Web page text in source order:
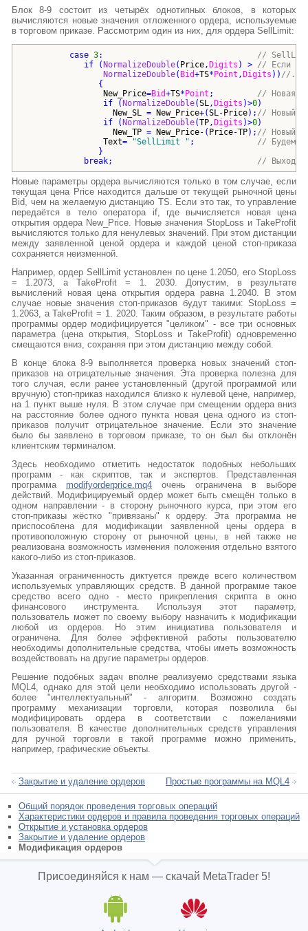
Блок 8-9 состоит из четырёх однотипных блоков, в которых
вычисляются новые значения отложенного ордера, используемые
в торговом приказе. Рассмотрим один из них, для ордера SellLimit:
case 3: //
if
( NormalizeDouble( Price, Digits ) > // Если
NormalizeDouble( Bid+TS* Point , Digits )) //
{
New_Price=Bid+TS* Point ; // Новая
if
( NormalizeDouble(SL, Digits )>0)
New_SL = New_Price+(SL- Price) ; // Новый
if
( NormalizeDouble(TP, Digits )>0)
New_TP = New_Price- ( Price-TP) ; // Новый
Text= "SellLimit " ; // Будем
}
break; // Выход
Новые параметры ордера вычисляются только в том случае, если
текущая цена Price находится дальше от текущей рыночной цены
Bid, чем на желаемую дистанцию TS. Если это так, то управление
передаётся в тело оператора if, где вычисляется новая цена
открытия ордера New_Price. Новые значения StopLoss и TakeProfit
вычисляются только для ненулевых значений. При этом дистанции
между заявленной ценой ордера и каждой ценой стоп-приказа
сохраняется неизменной.
Например, ордер SellLimit установлен по цене 1.2050, его StopLoss
= 1.2073, а TakeProfit = 1. 2030. Допустим, в результате
вычислений новая цена открытия ордера равна 1.2040. В этом
случае новые значения стоп-приказов будут такими: StopLoss =
1.2063, а TakeProfit = 1. 2020. Таким образом, в результате работы
программы ордер модифицируется "целиком" - все три основных
параметра (цена открытия, StopLoss и TakeProfit) одновременно
смещаются вниз, сохраняя при этом дистанцию между собой.
В конце блока 8-9 выполняется проверка новых значений стоп-
приказов на отрицательные значения. Эта проверка полезна для
того случая, если ранее установленный (другой программой или
вручную) стоп-приказ находился близко к нулевой цене, например,
на 1 пункт выше нуля. В этом случае при смещении ордера вниз
на расстояние более одного пункта новая цена одного из стоп-
приказов получит отрицательное значение. Если это значение
было бы заявлено в торговом приказе, то он был бы отклонён
клиентским терминалом.
Здесь необходимо отметить недостаток подобных небольших
программ - как скриптов, так и экспертов. Представленная
программа modifyorderprice.mq4 очень ограничена в выборе
действий. Модифицируемый ордер может быть смещён только в
одном направлении - в сторону рыночного курса, при этом его
стоп-приказы жёстко "привязаны" к ордеру. Эта программа не
приспособлена для модификации заявленной цены ордера в
противоположную сторону от рыночной цены, в ней также не
реализована возможность изменения положения отдельно взятого
какого-либо из стоп-приказов.
Указанная ограниченность диктуется прежде всего количеством
используемых управляющих средств. В данной программе такое
средство всего одно - место прикрепления скрипта в окно
финансового инструмента. Используя этот параметр,
пользователь может по своему выбору назначить к модификации
любой из ордеров. Но этим инициатива пользователя и
ограничена. Для более эффективной работы пользователю
необходимы дополнительные средства, чтобы иметь возможность
воздействовать на другие параметры ордеров.
Решение подобных задач вполне реализуемо средствами языка
MQL4, однако для этой цели необходимо использовать другой -
более "интеллектуальный" - алгоритм. Возможно создать
программу механизации торговли, которая позволила бы
модифицировать ордера в соответствии с пожеланиями
пользователя. В качестве дополнительных средств управления
для ручной торговли в такой программе можно применить,
например, графические объекты.
Закрытие и удаление ордеров Простые программы на MQL4
Общий порядок проведения торговых операций
Характеристики ордеров и правила проведения торговых операций
Открытие и установка ордеров
Закрытие и удаление ордеров
Модификация ордеров
Присоединяйся к нам — скачай MetaTrader 5!